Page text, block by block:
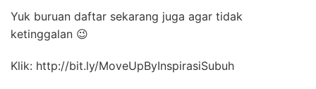
Yuk buruan daftar sekarang juga agar tidak
ketinggalan 😉
Klik: http://bit.ly/MoveUpByInspirasiSubuh